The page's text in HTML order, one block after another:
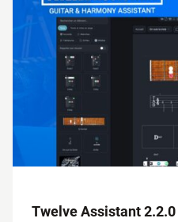
Twelve Assistant